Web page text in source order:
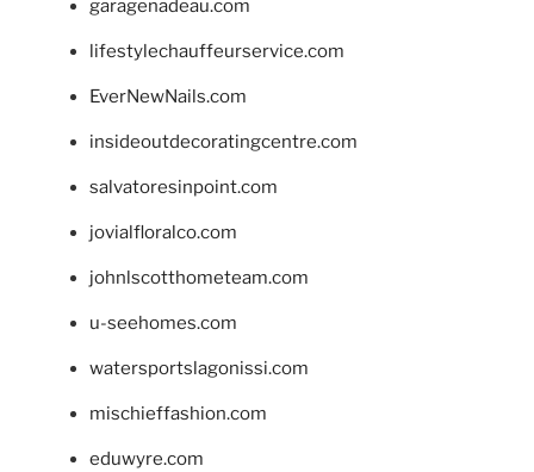
garagenadeau.com
lifestylechauffeurservice.com
EverNewNails.com
insideoutdecoratingcentre.com
salvatoresinpoint.com
jovialfloralco.com
johnlscotthometeam.com
u-seehomes.com
watersportslagonissi.com
mischieffashion.com
eduwyre.com